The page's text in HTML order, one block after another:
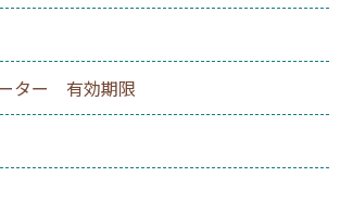
ター 有効期限